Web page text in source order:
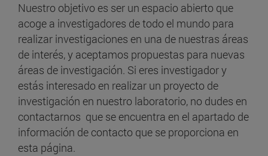
Nuestro objetivo es ser un espacio abierto que
acoge a investigadores de todo el mundo para
realizar investigaciones en una de nuestras áreas
de interés, y aceptamos propuestas para nuevas
áreas de investigación. Si eres investigador y
estás interesado en realizar un proyecto de
investigación en nuestro laboratorio, no dudes en
contactarnos que se encuentra en el apartado de
información de contacto que se proporciona en
esta página.